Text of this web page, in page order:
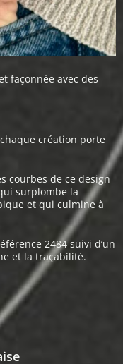
façonnée avec des
création porte
courbes de ce design
surplombe la
et qui culmine à
2484 suivi d’un
et la traçabilité.